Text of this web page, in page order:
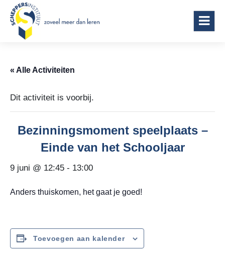
« Alle Activiteiten
Dit activiteit is voorbij.
Bezinningsmoment speelplaats –
Einde van het Schooljaar
9 juni @ 12:45 - 13:00
Anders thuiskomen, het gaat je goed!
Toevoegen aan kalender